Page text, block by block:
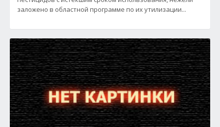
заложено в областной программе по их утилизации...